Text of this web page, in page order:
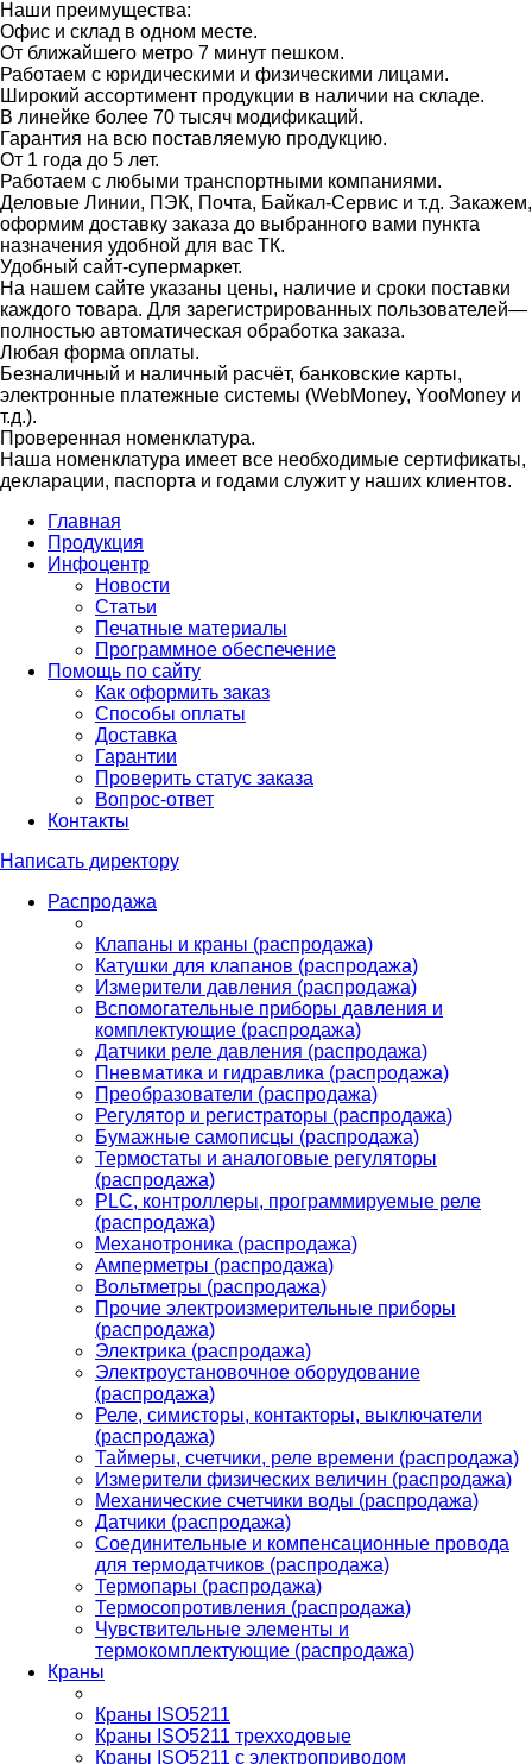
Наши преимущества:
Офис и склад в одном месте.
От ближайшего метро 7 минут пешком.
Работаем с юридическими и физическими лицами.
Широкий ассортимент продукции в наличии на складе.
В линейке более 70 тысяч модификаций.
Гарантия на всю поставляемую продукцию.
От 1 года до 5 лет.
Работаем с любыми транспортными компаниями.
Деловые Линии, ПЭК, Почта, Байкал-Сервис и т.д. Закажем,
оформим доставку заказа до выбранного вами пункта
назначения удобной для вас ТК.
Удобный сайт-супермаркет.
На нашем сайте указаны цены, наличие и сроки поставки
каждого товара. Для зарегистрированных пользователей—
полностью автоматическая обработка заказа.
Любая форма оплаты.
Безналичный и наличный расчёт, банковские карты,
электронные платежные системы (WebMoney, YooMoney и
т.д.).
Проверенная номенклатура.
Наша номенклатура имеет все необходимые сертификаты,
декларации, паспорта и годами служит у наших клиентов.
Главная
Продукция
Инфоцентр
Новости
Статьи
Печатные материалы
Программное обеспечение
Помощь по сайту
Как оформить заказ
Способы оплаты
Доставка
Гарантии
Проверить статус заказа
Вопрос-ответ
Контакты
Написать директору
Распродажа
Клапаны и краны (распродажа)
Катушки для клапанов (распродажа)
Измерители давления (распродажа)
Вспомогательные приборы давления и
комплектующие (распродажа)
Датчики реле давления (распродажа)
Пневматика и гидравлика (распродажа)
Преобразователи (распродажа)
Регулятор и регистраторы (распродажа)
Бумажные самописцы (распродажа)
Термостаты и аналоговые регуляторы
(распродажа)
PLС, контроллеры, программируемые реле
(распродажа)
Механотроника (распродажа)
Амперметры (распродажа)
Вольтметры (распродажа)
Прочие электроизмерительные приборы
(распродажа)
Электрика (распродажа)
Электроустановочное оборудование
(распродажа)
Реле, симисторы, контакторы, выключатели
(распродажа)
Таймеры, счетчики, реле времени (распродажа)
Измерители физических величин (распродажа)
Механические счетчики воды (распродажа)
Датчики (распродажа)
Соединительные и компенсационные провода
для термодатчиков (распродажа)
Термопары (распродажа)
Термосопротивления (распродажа)
Чувствительные элементы и
термокомплектующие (распродажа)
Краны
Краны ISO5211
Краны ISO5211 трехходовые
Краны ISO5211 с электроприводом